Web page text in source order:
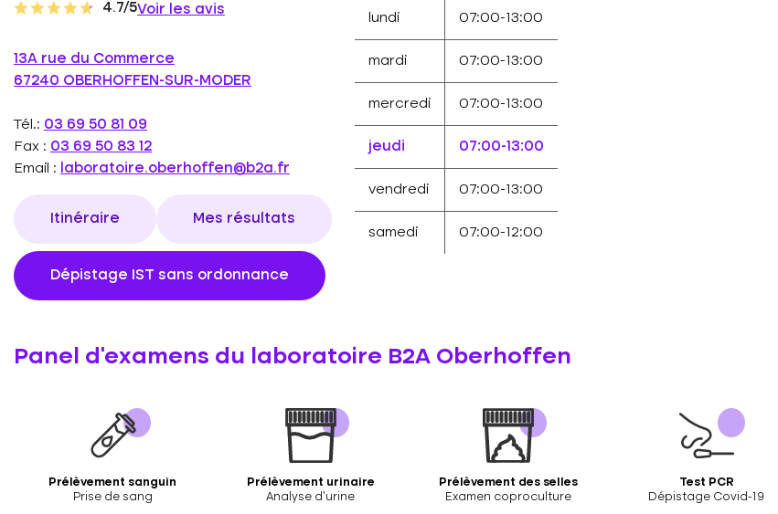
4.7/5Voir les avis
13A rue du Commerce
67240 OBERHOFFEN-SUR-MODER
Tél.: 03 69 50 81 09
Fax : 03 69 50 83 12
Email :
laboratoire.oberhoffen@b2a.fr
Itinéraire Mes résultats
Dépistage IST sans ordonnance
lundi 07:00-13:00
mardi 07:00-13:00
mercredi 07:00-13:00
jeudi 07:00-13:00
vendredi 07:00-13:00
samedi 07:00-12:00
Panel d'examens du laboratoire B2A Oberhoffen
Prélèvement sanguin
Prise de sang
Prélèvement urinaire
Analyse d’urine
Prélèvement des selles
Examen coproculture
Test PCR
Dépistage Covid-19